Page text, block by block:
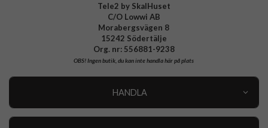
Tele2 by SkalHuset
C/O Lowwi AB
Morabergsvägen 8
15242 Södertälje
Org. nr: 556881-9238
OBS!Ingen butik, du kan inte handla här på plats
HANDLA